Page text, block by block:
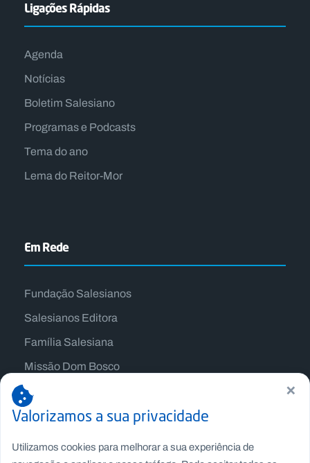
Ligações Rápidas
Agenda
Notícias
Boletim Salesiano
Programas e Podcasts
Tema do ano
Lema do Reitor-Mor
Em Rede
Fundação Salesianos
Salesianos Editora
Família Salesiana
Missão Dom Bosco
Jogos Nacionais Salesianos
×
Valorizamos a sua privacidade
Utilizamos cookies para melhorar a sua experiência de